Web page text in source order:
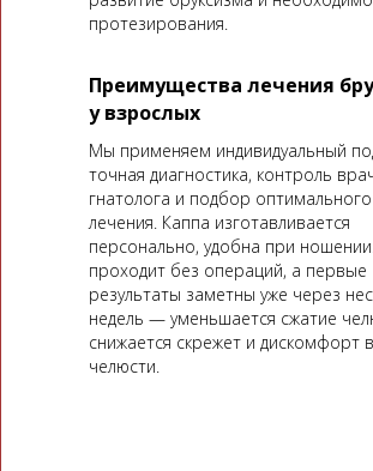
Мы применяем индивидуальный
точная диагностика, контроль
гнатолога и подбор
лечения. Каппа изготавливается
персонально, удобна при
проходит без операций, а первые
результаты заметны уже через
недель — уменьшается сжатие
снижается скрежет и дискомфорт
челюсти.
протезирования.
Преимущества лечения
у взрослых